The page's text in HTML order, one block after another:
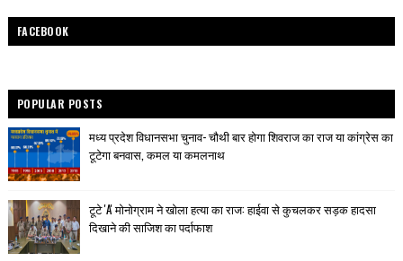
FACEBOOK
POPULAR POSTS
मध्य प्रदेश विधानसभा चुनाव- चौथी बार होगा शिवराज का राज या कांग्रेस का
टूटेगा बनवास, कमल या कमलनाथ
टूटे 'A' मोनोग्राम ने खोला हत्या का राज: हाईवा से कुचलकर सड़क हादसा
दिखाने की साजिश का पर्दाफाश